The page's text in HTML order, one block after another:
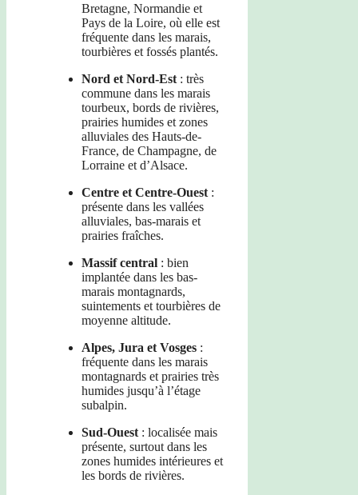
Bretagne, Normandie et
Pays de la Loire, où elle est
fréquente dans les marais,
tourbières et fossés plantés.
Nord et Nord-Est : très
commune dans les marais
tourbeux, bords de rivières,
prairies humides et zones
alluviales des Hauts-de-
France, de Champagne, de
Lorraine et d’Alsace.
Centre et Centre-Ouest :
présente dans les vallées
alluviales, bas-marais et
prairies fraîches.
Massif central : bien
implantée dans les bas-
marais montagnards,
suintements et tourbières de
moyenne altitude.
Alpes, Jura et Vosges :
fréquente dans les marais
montagnards et prairies très
humides jusqu’à l’étage
subalpin.
Sud-Ouest : localisée mais
présente, surtout dans les
zones humides intérieures et
les bords de rivières.